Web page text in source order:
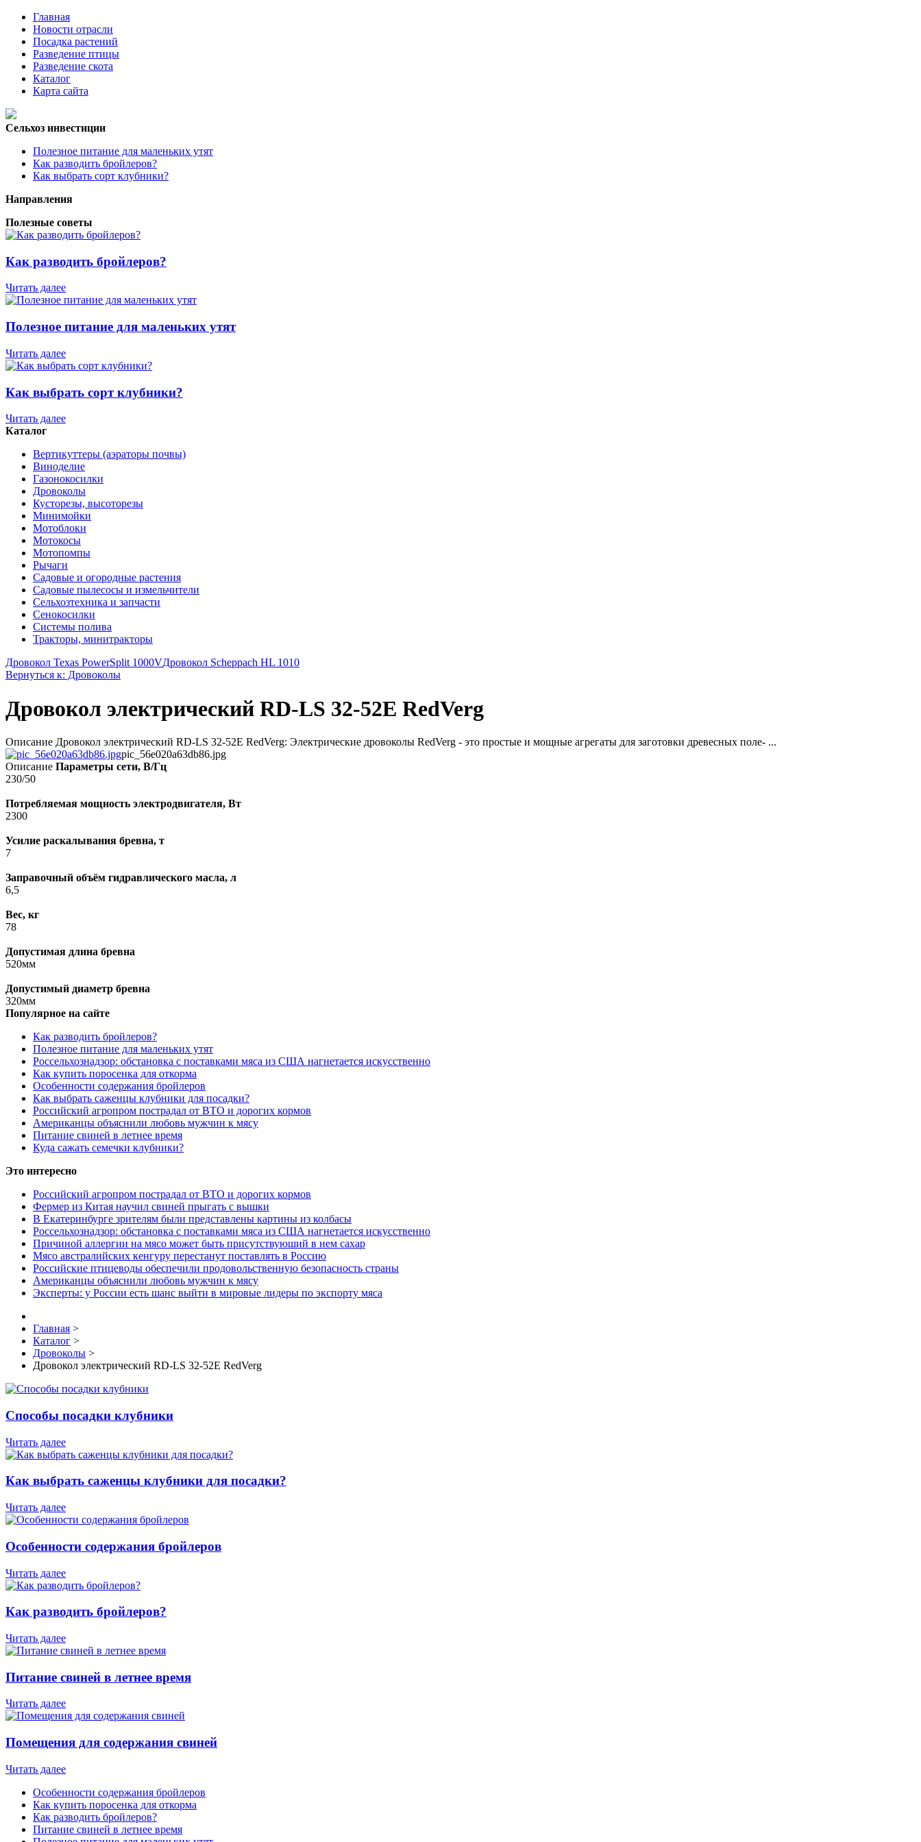
Главная
Новости отрасли
Посадка растений
Разведение птицы
Разведение скота
Каталог
Карта сайта
Сельхоз инвестиции
Полезное питание для маленьких утят
Как разводить бройлеров?
Как выбрать сорт клубники?
Направления
Полезные советы
Как разводить бройлеров?
Читать далее
Полезное питание для маленьких утят
Читать далее
Как выбрать сорт клубники?
Читать далее
Каталог
Вертикуттеры (аэраторы почвы)
Виноделие
Газонокосилки
Дровоколы
Кусторезы, высоторезы
Минимойки
Мотоблоки
Мотокосы
Мотопомпы
Рычаги
Садовые и огородные растения
Садовые пылесосы и измельчители
Сельхозтехника и запчасти
Сенокосилки
Системы полива
Тракторы, минитракторы
Дровокол Texas PowerSplit 1000VДровокол Scheppach HL 1010
Вернуться к: Дровоколы
Дровокол электрический RD-LS 32-52E RedVerg
Описание Дровокол электрический RD-LS 32-52E RedVerg: Электрические дровоколы RedVerg - это простые и мощные агрегаты для заготовки древесных поле- ...
pic_56e020a63db86.jpg
Описание Параметры сети, В/Гц
230/50
Потребляемая мощность электродвигателя, Вт
2300
Усилие раскалывания бревна, т
7
Заправочный объём гидравлического масла, л
6,5
Вес, кг
78
Допустимая длина бревна
520мм
Допустимый диаметр бревна
320мм
Популярное на сайте
Как разводить бройлеров?
Полезное питание для маленьких утят
Россельхознадзор: обстановка с поставками мяса из США нагнетается искусственно
Как купить поросенка для откорма
Особенности содержания бройлеров
Как выбрать саженцы клубники для посадки?
Российский агропром пострадал от ВТО и дорогих кормов
Американцы объяснили любовь мужчин к мясу
Питание свиней в летнее время
Куда сажать семечки клубники?
Это интересно
Российский агропром пострадал от ВТО и дорогих кормов
Фермер из Китая научил свиней прыгать с вышки
В Екатеринбурге зрителям были представлены картины из колбасы
Россельхознадзор: обстановка с поставками мяса из США нагнетается искусственно
Причиной аллергии на мясо может быть присутствуюший в нем сахар
Мясо австралийских кенгуру перестанут поставлять в Россию
Российские птицеводы обеспечили продовольственную безопасность страны
Американцы объяснили любовь мужчин к мясу
Эксперты: у России есть шанс выйти в мировые лидеры по экспорту мяса
Главная >
Каталог >
Дровоколы >
Дровокол электрический RD-LS 32-52E RedVerg
Способы посадки клубники
Читать далее
Как выбрать саженцы клубники для посадки?
Читать далее
Особенности содержания бройлеров
Читать далее
Как разводить бройлеров?
Читать далее
Питание свиней в летнее время
Читать далее
Помещения для содержания свиней
Читать далее
Особенности содержания бройлеров
Как купить поросенка для откорма
Как разводить бройлеров?
Питание свиней в летнее время